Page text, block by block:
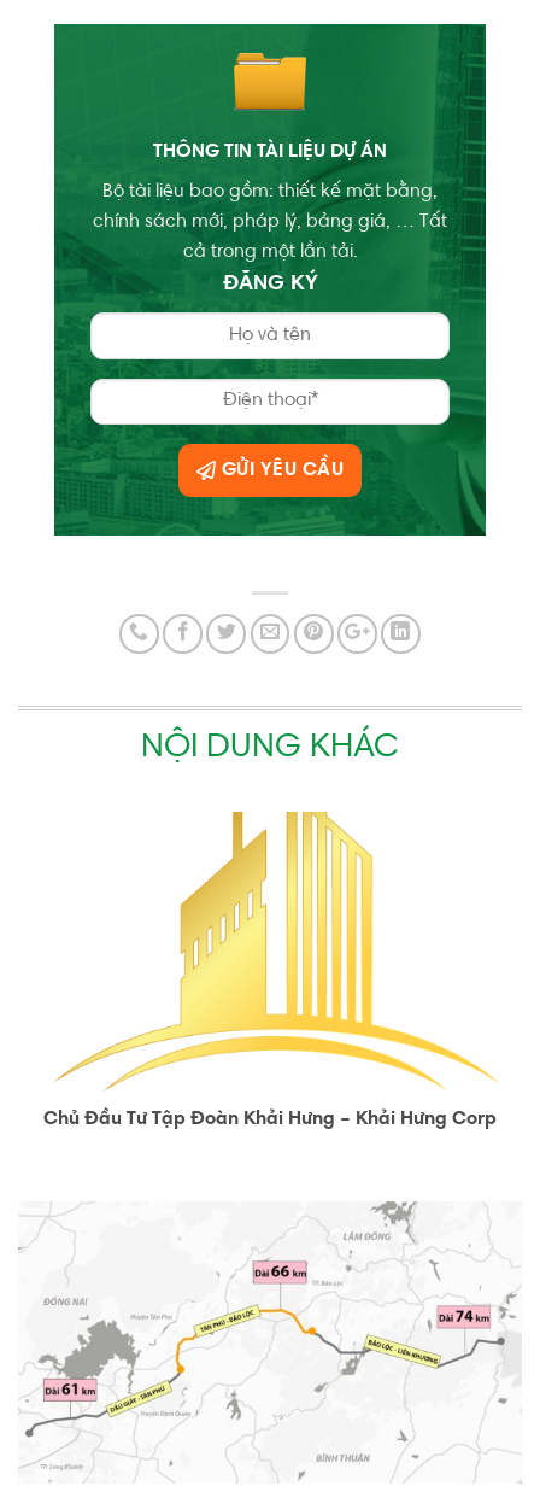
THÔNG TIN TÀI LIỆU DỰ ÁN
Bộ tài liệu bao gồm: thiết kế mặt bằng,
chính sách mới, pháp lý, bảng giá, … Tất
cả trong một lần tải.
ĐĂNG KÝ
GỬI YÊU CẦU
NỘI DUNG KHÁC
Chủ Đầu Tư Tập Đoàn Khải Hưng – Khải Hưng Corp